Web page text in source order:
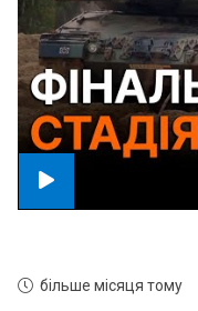
більше місяця тому